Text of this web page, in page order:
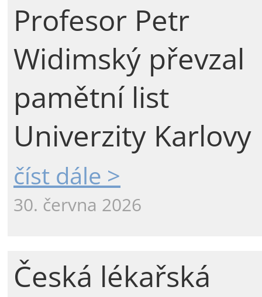
Profesor Petr
Widimský převzal
pamětní list
Univerzity Karlovy
číst dále >
30. června 2026
Česká lékařská